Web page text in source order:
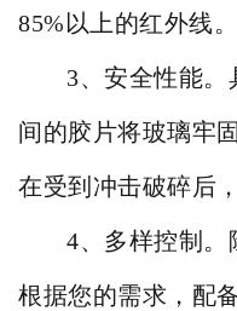
85%以上的红外线。
3、安全性能。
间的胶片将玻璃牢
在受到冲击破碎后
4、多样控制。
根据您的需求，配